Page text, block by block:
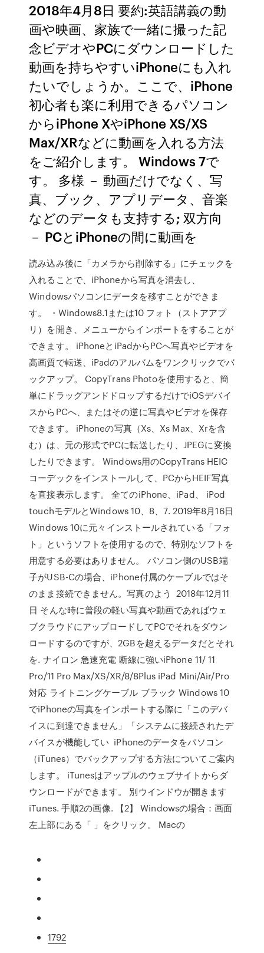
2018年4月8日 要約:英語講義の動
画や映画、家族で一緒に撮った記
念ビデオやPCにダウンロードした
動画を持ちやすいiPhoneにも入れ
たいでしょうか。ここで、iPhone
初心者も楽に利用できるパソコン
からiPhone XやiPhone XS/XS
Max/XRなどに動画を入れる方法
をご紹介します。 Windows 7で
す。 多様 － 動画だけでなく、写
真、ブック、アプリデータ、音楽
などのデータも支持する; 双方向
－ PCとiPhoneの間に動画を
読み込み後に「カメラから削除する」にチェックを
入れることで、iPhoneから写真を消去し、
Windowsパソコンにデータを移すことができま
す。 ・Windows8.1または10 フォト（ストアアプ
リ）を開き、メニューからインポートをすることが
できます。 iPhoneとiPadからPCへ写真やビデオを
高画質で転送、iPadのアルバムをワンクリックでバ
ックアップ。 CopyTrans Photoを使用すると、簡
単にドラッグアンドドロップするだけでiOSデバイ
スからPCへ、またはその逆に写真やビデオを保存
できます。 iPhoneの写真（Xs、Xs Max、Xrを含
む）は、元の形式でPCに転送したり、JPEGに変換
したりできます。 Windows用のCopyTrans HEIC
コーデックをインストールして、PCからHEIF写真
を直接表示します。 全てのiPhone、iPad、 iPod
touchモデルとWindows 10、8、7. 2019年8月16日
Windows 10に元々インストールされている「フォ
ト」というソフトを使用するので、特別なソフトを
用意する必要はありません。 パソコン側のUSB端
子がUSB-Cの場合、iPhone付属のケーブルではそ
のまま接続できません。写真のよう 2018年12月11
日 そんな時に普段の軽い写真や動画であればウェ
ブクラウドにアップロードしてPCでそれをダウン
ロードするのですが、2GBを超えるデータだとそれ
を. ナイロン 急速充電 断線に強いiPhone 11/ 11
Pro/11 Pro Max/XS/XR/8/8Plus iPad Mini/Air/Pro
対応 ライトニングケーブル ブラック Windows 10
でiPhoneの写真をインポートする際に「このデバ
イスに到達できません」「システムに接続されたデ
バイスが機能してい iPhoneのデータをパソコン
（iTunes）でバックアップする方法についてご案内
します。 iTunesはアップルのウェブサイトからダ
ウンロードができます。 別ウインドウが開きます
iTunes. 手順2の画像. 【2】 Windowsの場合：画面
左上部にある「 」をクリック。 Macの
1792